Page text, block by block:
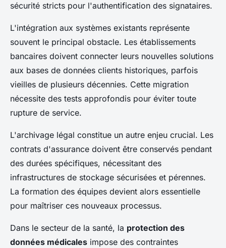
sécurité stricts pour l'authentification des signataires.
L'intégration aux systèmes existants représente
souvent le principal obstacle. Les établissements
bancaires doivent connecter leurs nouvelles solutions
aux bases de données clients historiques, parfois
vieilles de plusieurs décennies. Cette migration
nécessite des tests approfondis pour éviter toute
rupture de service.
L'archivage légal constitue un autre enjeu crucial. Les
contrats d'assurance doivent être conservés pendant
des durées spécifiques, nécessitant des
infrastructures de stockage sécurisées et pérennes.
La formation des équipes devient alors essentielle
pour maîtriser ces nouveaux processus.
Dans le secteur de la santé, la protection des
données médicales impose des contraintes